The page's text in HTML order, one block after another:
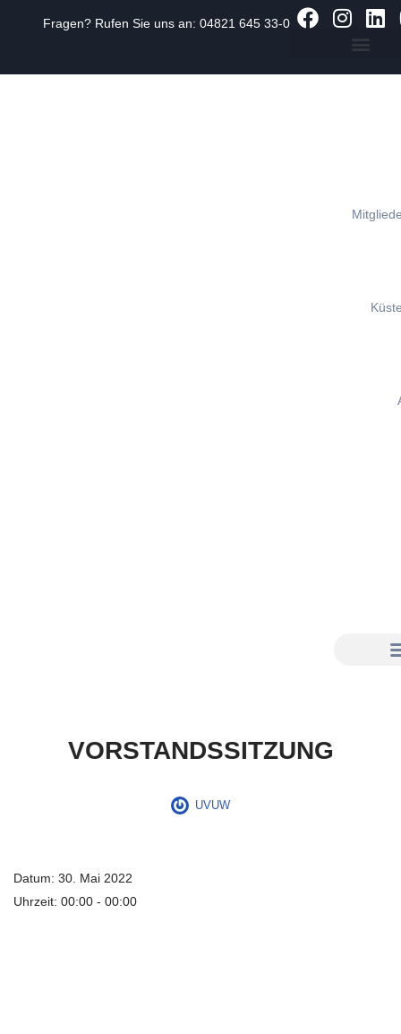
Fragen? Rufen Sie uns an: 04821 645 33-0
VORSTANDSSITZUNG
UVUW
Datum: 30. Mai 2022
Uhrzeit: 00:00 - 00:00